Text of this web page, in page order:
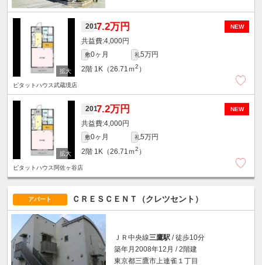
NEW
2017.2万円
4,000円
敷0ヶ月 礼5万円
2階 1K（26.71ｍ2 ）
ピタットハウス武蔵境店
NEW
2017.2万円
4,000円
敷0ヶ月 礼5万円
2階 1K（26.71ｍ2 ）
ピタットハウス阿佐ヶ谷店
アパート ＣＲＥＳＣＥＮＴ（クレツセント）
ＪＲ中央線三鷹駅 / 徒歩10分
築年月2008年12月 / 2階建
東京都三鷹市上連雀１丁目